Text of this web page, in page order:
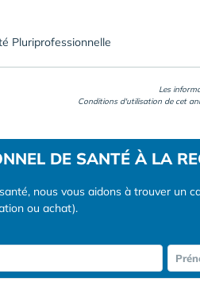
Pluriprofessionnelle
Les
Conditions d'utilisation de cet
DE SANTÉ À LA
nous vous aidons à trouver un
ou achat).